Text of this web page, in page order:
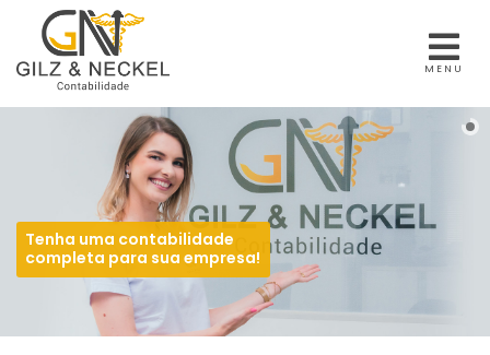
MENU
Tenha uma contabilidade
completa para sua empresa!